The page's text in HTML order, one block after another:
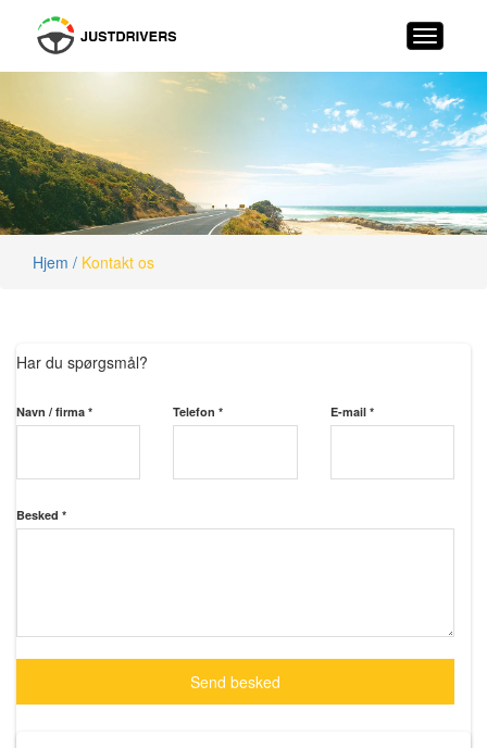
Hjem / Kontakt os
Har du spørgsmål?
Navn / firma * Telefon * E-mail *
Besked *
Send besked